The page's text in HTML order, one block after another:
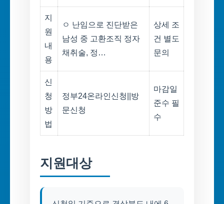
지
원
내
용
ㅇ 난임으로 진단받은
남성 중 고환조직 정자
채취술, 정…
상세 조
건 별도
문의
신
청
방
법
정부24온라인신청||방
문신청
마감일
준수 필
수
지원대상